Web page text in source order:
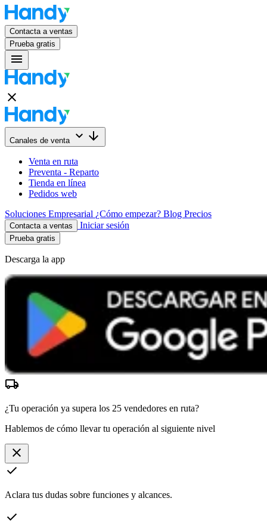
Contacta a ventas
Prueba gratis
menu
close
Canales de venta keyboard_arrow_down arrow_downward
Venta en ruta
Preventa - Reparto
Tienda en línea
Pedidos web
Soluciones Empresarial ¿Cómo empezar? Blog Precios
Contacta a ventas Iniciar sesión
Prueba gratis
Descarga la app
local_shipping
¿Tu operación ya supera los 25 vendedores en ruta?
Hablemos de cómo llevar tu operación al siguiente nivel
close
check
Aclara tus dudas sobre funciones y alcances.
check